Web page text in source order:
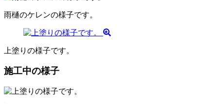
雨樋のケレンの様子です。
上塗りの様子です。
施工中の様子